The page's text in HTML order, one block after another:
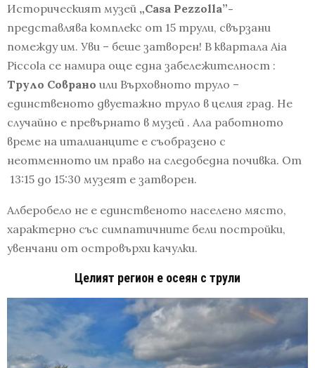
Историческият музей „Casa Pezzolla”-
представлява комплекс от 15 трули, свързани
помежду им. Уви – беше затворен! В квартала Aia
Piccola се намира още една забележителност :
Труло Соврано или Върховното труло –
единственото двуетажно труло в целия град. Не
случайно е превърнато в музей . Ала работното
време на италианците е съобразено с
неотменното им право на следобедна почивка. От
13:15 до 15:30 музеят е затворен.
Алберобело не е единственото населено място,
характерно със симпатичните бели постройки,
увенчани от островърхи качулки.
Целият регион е осеян с трули